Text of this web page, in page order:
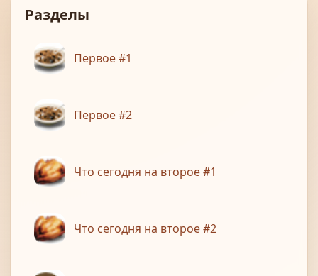
Разделы
Первое #1
Первое #2
Что сегодня на второе #1
Что сегодня на второе #2